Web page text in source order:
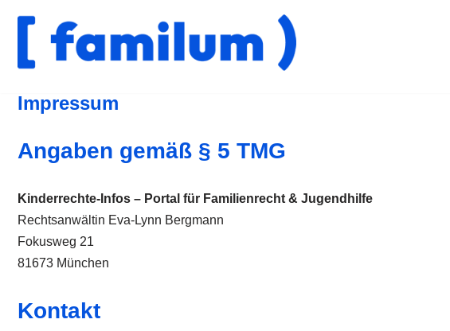
Inhalt
Impressum
Angaben gemäß § 5 TMG
Kinderrechte-Infos – Portal für Familienrecht & Jugendhilfe
Rechtsanwältin Eva-Lynn Bergmann
Fokusweg 21
81673 München
Kontakt